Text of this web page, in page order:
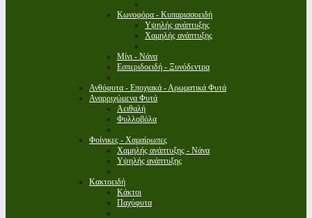
Κωνοφόρα - Κυπαρισσοειδή
Υψηλής ανάπτυξης
Χαμηλής ανάπτυξης
Μίνι - Νάνα
Εσπεριδοειδή - Ξυνόδεντρα
Ανθόφυτα - Εποχιακά - Αρωματικά Φυτά
Αναρριχώμενα Φυτά
Αειθαλή
Φυλλοβόλα
Φοίνικες - Χαμαίρωπες
Χαμηλής ανάπτυξης - Νάνα
Υψηλής ανάπτυξης
Κακτοειδή
Κάκτοι
Παχύφυτα